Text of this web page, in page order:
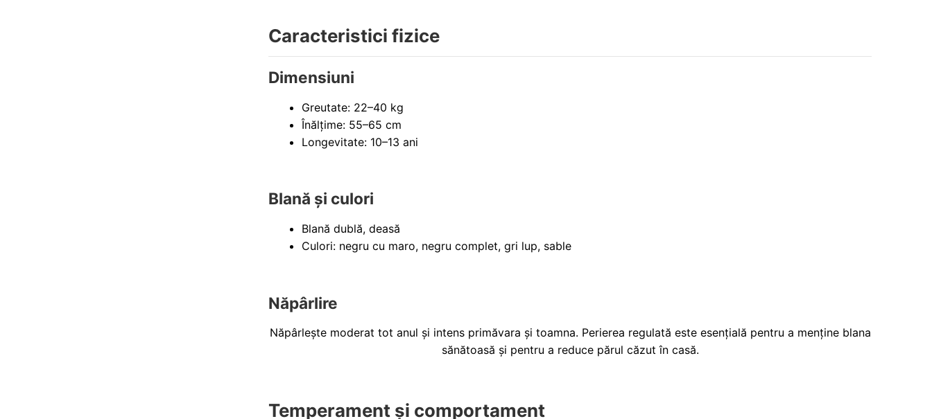
Caracteristici fizice
Dimensiuni
Greutate: 22–40 kg
Înălțime: 55–65 cm
Longevitate: 10–13 ani
Blană și culori
Blană dublă, deasă
Culori: negru cu maro, negru complet, gri lup, sable
Năpârlire
Năpârlește moderat tot anul și intens primăvara și toamna. Perierea regulată este esențială pentru a menține blana
sănătoasă și pentru a reduce părul căzut în casă.
Temperament și comportament